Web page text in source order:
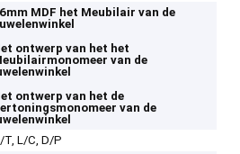
MDF het Meubilair van de
ontwerp van het het
van de
ontwerp van het de
van de
T, L/C, D/P